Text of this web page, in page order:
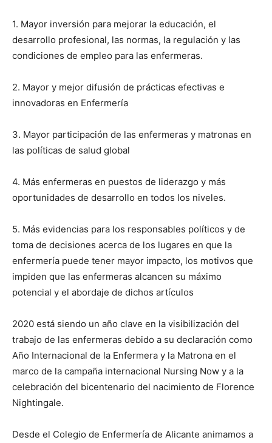
1. Mayor inversión para mejorar la educación, el
desarrollo profesional, las normas, la regulación y las
condiciones de empleo para las enfermeras.
2. Mayor y mejor difusión de prácticas efectivas e
innovadoras en Enfermería
3. Mayor participación de las enfermeras y matronas en
las políticas de salud global
4. Más enfermeras en puestos de liderazgo y más
oportunidades de desarrollo en todos los niveles.
5. Más evidencias para los responsables políticos y de
toma de decisiones acerca de los lugares en que la
enfermería puede tener mayor impacto, los motivos que
impiden que las enfermeras alcancen su máximo
potencial y el abordaje de dichos artículos
2020 está siendo un año clave en la visibilización del
trabajo de las enfermeras debido a su declaración como
Año Internacional de la Enfermera y la Matrona en el
marco de la campaña internacional Nursing Now y a la
celebración del bicentenario del nacimiento de Florence
Nightingale.
Desde el Colegio de Enfermería de Alicante animamos a